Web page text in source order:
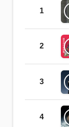
1
2
3
4